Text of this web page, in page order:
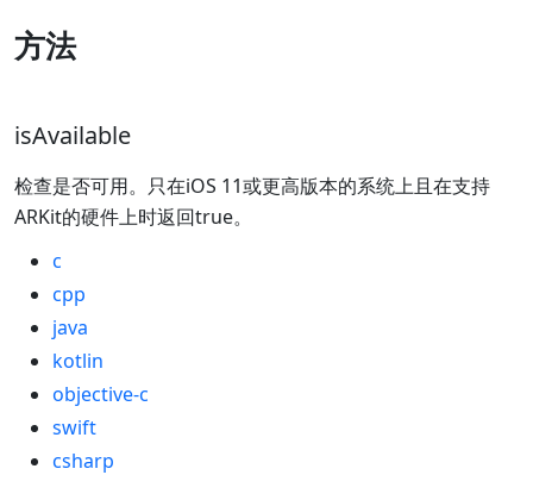
方法
isAvailable
检查是否可用。只在iOS 11或更高版本的系统上且在支持
ARKit的硬件上时返回true。
c
cpp
java
kotlin
objective-c
swift
csharp